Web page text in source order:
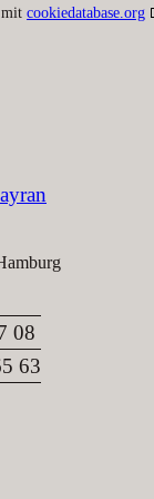
cookiedatabase.org
08
63